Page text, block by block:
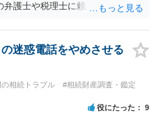
護士や税理士に頼んでも守秘義
嘱託」という手続きを使って銀
う。 不動産は、相続登記が済ん
お子様と義父様のつながりがわ
寄せ」という手続きをすると、
偽造等により既に相続登記され
たりをつけて登記名義を調べて
迷惑電話をやめさせる
相続トラブル
#相続財産調査・鑑定
役にたった 9